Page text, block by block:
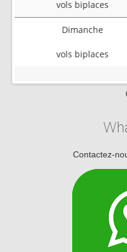
Contactez-